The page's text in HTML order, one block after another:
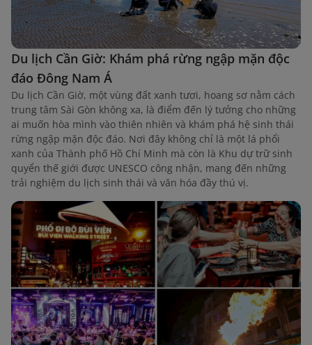
Du lịch Cần Giờ: Khám phá rừng ngập mặn độc
đáo Đông Nam Á
Du lịch Cần Giờ, một vùng đất xanh tươi, hoang sơ nằm cách
trung tâm Sài Gòn không xa, là điểm đến lý tưởng cho những
ai muốn hòa mình vào thiên nhiên và khám phá hệ sinh thái
rừng ngập mặn độc đáo. Nơi đây không chỉ là một lá phổi
xanh của Thành phố Hồ Chí Minh mà còn là Khu dự trữ sinh
quyển thế giới được UNESCO công nhận, mang đến những
trải nghiệm du lịch sinh thái và văn hóa đầy thú vị.